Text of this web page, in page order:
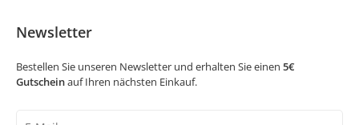
Newsletter
Bestellen Sie unseren Newsletter und erhalten Sie einen 5€
Gutscheinauf Ihren nächsten Einkauf.